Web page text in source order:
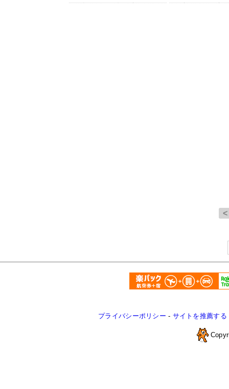
プライバシーポリシー - サイトを推薦する